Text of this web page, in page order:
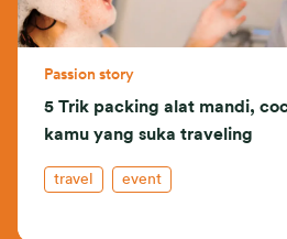
Passion story
5 Trik packing alat mandi,
kamu yang suka traveling
travel event